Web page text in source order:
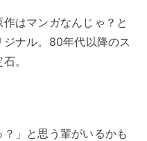
はマンガなんじゃ？と
ナル。80年代以降のス
。
」と思う輩がいるかも